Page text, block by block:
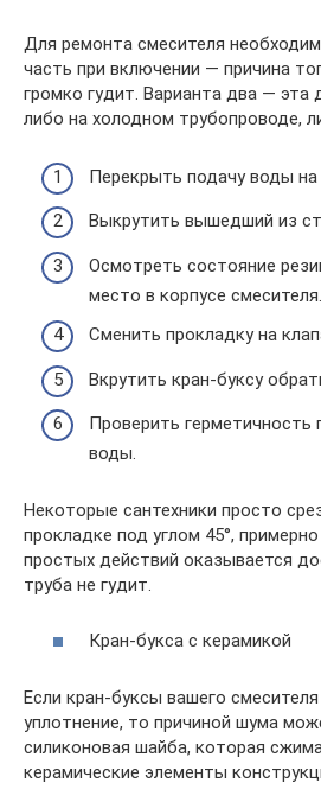
Для ремонта смесителя
часть при включении — причина
громко гудит. Варианта два — эта
либо на холодном трубопроводе,
Перекрыть подачу воды на
Выкрутить вышедший из
Осмотреть состояние
место в корпусе смесителя.
Сменить прокладку на
Вкрутить кран-буксу
Проверить герметичность
воды.
Некоторые сантехники просто
прокладке под углом 45°,
простых действий оказывается
труба не гудит.
Кран-букса с керамикой
Если кран-буксы вашего
уплотнение, то причиной шума
силиконовая шайба, которая
керамические элементы